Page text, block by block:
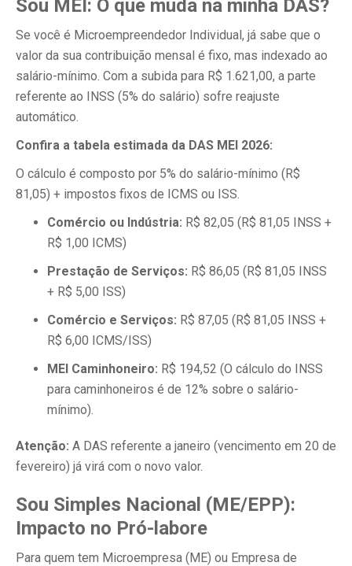
Sou MEI: O que muda na minha DAS?
Se você é Microempreendedor Individual, já sabe que o
valor da sua contribuição mensal é fixo, mas indexado ao
salário-mínimo. Com a subida para R$ 1.621,00, a parte
referente ao INSS (5% do salário) sofre reajuste
automático.
Confira a tabela estimada da DAS MEI 2026:
O cálculo é composto por 5% do salário-mínimo (R$
81,05) + impostos fixos de ICMS ou ISS.
Comércio ou Indústria: R$ 82,05 (R$ 81,05 INSS +
R$ 1,00 ICMS)
Prestação de Serviços: R$ 86,05 (R$ 81,05 INSS
+ R$ 5,00 ISS)
Comércio e Serviços: R$ 87,05 (R$ 81,05 INSS +
R$ 6,00 ICMS/ISS)
MEI Caminhoneiro: R$ 194,52 (O cálculo do INSS
para caminhoneiros é de 12% sobre o salário-
mínimo).
Atenção: A DAS referente a janeiro (vencimento em 20 de
fevereiro) já virá com o novo valor.
Sou Simples Nacional (ME/EPP):
Impacto no Pró-labore
Para quem tem Microempresa (ME) ou Empresa de